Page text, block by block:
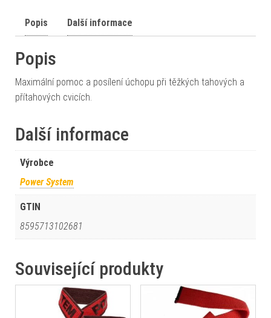
Popis Další informace
Popis
Maximální pomoc a posílení úchopu při těžkých tahových a
přítahových cvicích.
Další informace
Výrobce
Power System
GTIN
8595713102681
Související produkty